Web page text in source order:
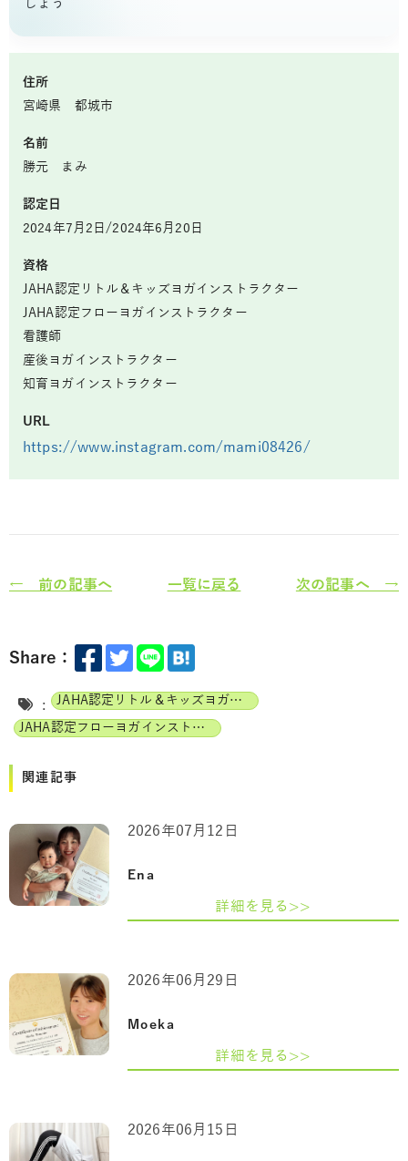
しょう
住所
宮崎県 都城市
名前
勝元 まみ
認定日
2024年7月2日/2024年6月20日
資格
JAHA認定リトル＆キッズヨガインストラクター
JAHA認定フローヨガインストラクター
看護師
産後ヨガインストラクター
知育ヨガインストラクター
URL
https://www.instagram.com/mami08426/
← 前の記事へ 一覧に戻る 次の記事へ →
Share：
:
JAHA認定リトル＆キッズヨガインストラクター
JAHA認定フローヨガインストラクター
関連記事
Ena
2026年07月12日
詳細を見る>>
Moeka
2026年06月29日
詳細を見る>>
2026年06月15日